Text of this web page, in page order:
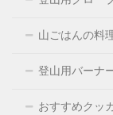
山ごはんの料
登山用バーナ
おすすめクッ